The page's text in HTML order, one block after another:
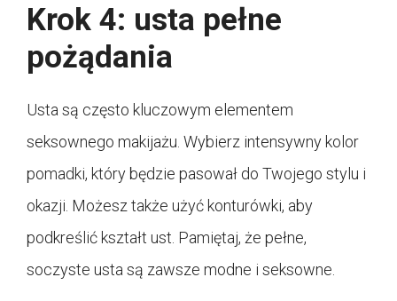
Krok 4: usta pełne
pożądania
Usta są często kluczowym elementem
seksownego makijażu. Wybierz intensywny kolor
pomadki, który będzie pasował do Twojego stylu i
okazji. Możesz także użyć konturówki, aby
podkreślić kształt ust. Pamiętaj, że pełne,
soczyste usta są zawsze modne i seksowne.